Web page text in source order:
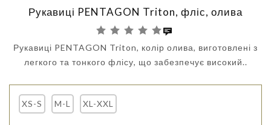
Рукавиці PENTAGON Triton, фліс, олива
Рукавиці PENTAGON Triton, колір олива, виготовлені з
легкого та тонкого флісу, що забезпечує високий..
XS-S M-L XL-XXL